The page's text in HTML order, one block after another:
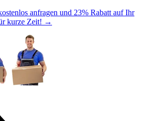
anfragen und 23% Rabatt auf Ihr
kurze Zeit! →